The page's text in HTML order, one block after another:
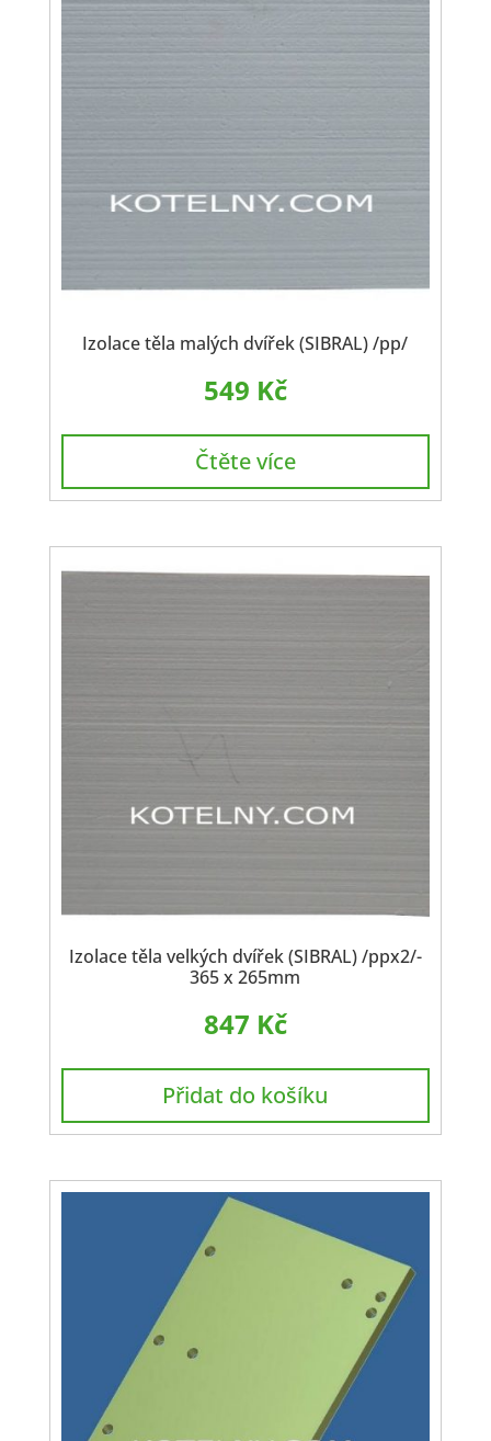
Izolace těla malých dvířek (SIBRAL) /pp/
549 Kč
Čtěte více
Izolace těla velkých dvířek (SIBRAL) /ppx2/-
365 x 265mm
847 Kč
Přidat do košíku